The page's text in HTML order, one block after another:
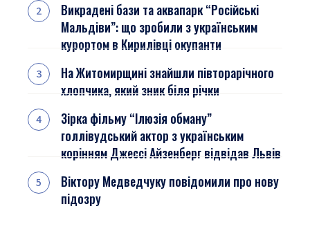
Викрадені бази та аквапарк “Російські
Мальдіви”: що зробили з українським
курортом в Кирилівці окупанти
На Житомирщині знайшли півторарічного
хлопчика, який зник біля річки
Зірка фільму “Ілюзія обману”
голлівудський актор з українським
корінням Джессі Айзенберг відвідав Львів
Віктору Медведчуку повідомили про нову
підозру